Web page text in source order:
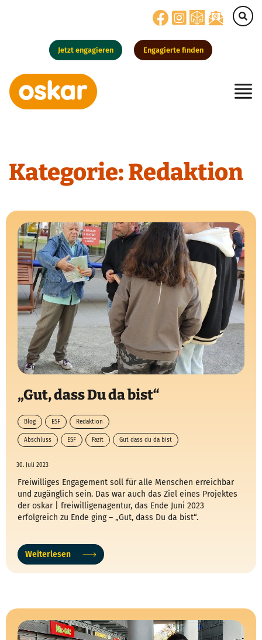
Jetzt engagieren Engagierte finden
Hauptnavigation
Kategorie:Redaktion
„Gut, dass Du da bist“
Blog ESF Redaktion
Abschluss ESF Fazit Gut dass du da bist
30. Juli 2023
Freiwilliges Engagement soll für alle Menschen erreichbar
und zugänglich sein. Das war auch das Ziel eines Projektes
der oskar | freiwilligenagentur, das Ende Juni 2023
erfolgreich zu Ende ging – „Gut, dass Du da bist“.
Weiterlesen